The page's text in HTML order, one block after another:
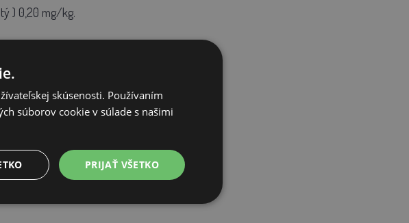
) 0,20 mg/kg.
skúsenosti. Používaním
súborov cookie v súlade s našimi
PRIJAŤ VŠETKO